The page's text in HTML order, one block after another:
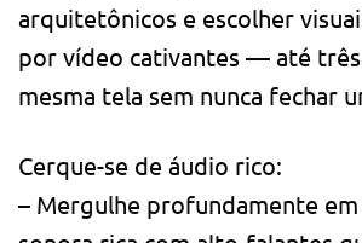
arquitetônicos e escolher
por vídeo cativantes — até
mesma tela sem nunca fechar
Cerque-se de áudio rico:
– Mergulhe profundamente em